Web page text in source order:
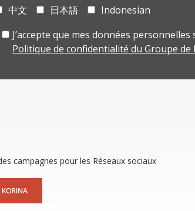
中文
日本語
Indonesian
J’accepte que mes données
Politique de confidentialité du Groupe de
campagnes pour les Réseaux sociaux
KORINA